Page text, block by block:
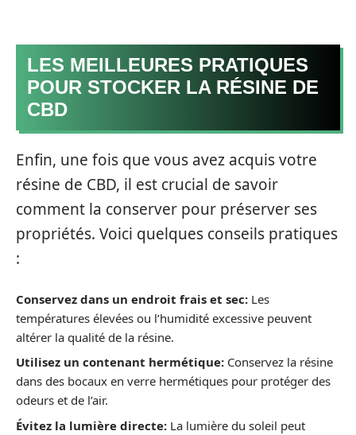
LES MEILLEURES PRATIQUES
POUR STOCKER LA RÉSINE DE
CBD
Enfin, une fois que vous avez acquis votre
résine de CBD, il est crucial de savoir
comment la conserver pour préserver ses
propriétés. Voici quelques conseils pratiques
:
Conservez dans un endroit frais et sec: Les
températures élevées ou l’humidité excessive peuvent
altérer la qualité de la résine.
Utilisez un contenant hermétique: Conservez la résine
dans des bocaux en verre hermétiques pour protéger des
odeurs et de l’air.
Évitez la lumière directe: La lumière du soleil peut